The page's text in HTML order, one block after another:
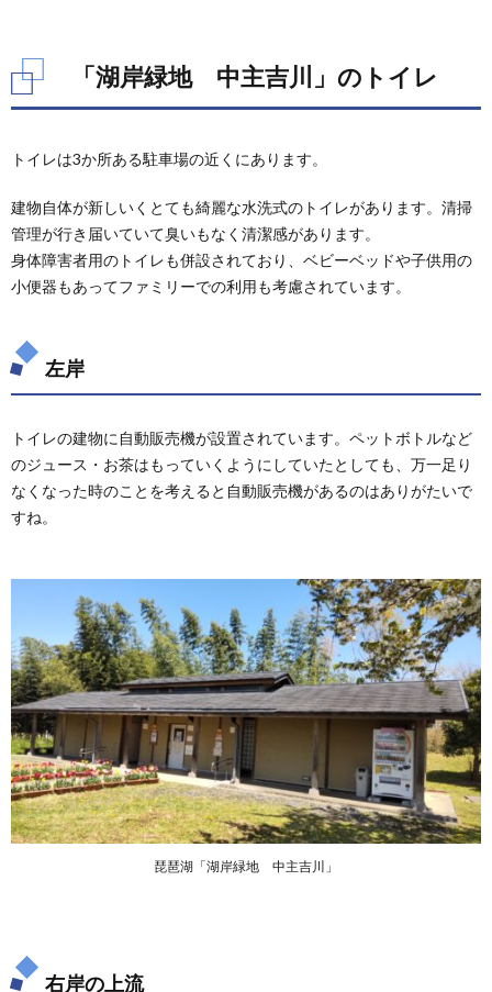
「湖岸緑地 中主吉川」のトイレ
トイレは3か所ある駐車場の近くにあります。
建物自体が新しいくとても綺麗な水洗式のトイレがあります。清掃
管理が行き届いていて臭いもなく清潔感があります。
身体障害者用のトイレも併設されており、ベビーベッドや子供用の
小便器もあってファミリーでの利用も考慮されています。
左岸
トイレの建物に自動販売機が設置されています。ペットボトルなど
のジュース・お茶はもっていくようにしていたとしても、万一足り
なくなった時のことを考えると自動販売機があるのはありがたいで
すね。
琵琶湖「湖岸緑地 中主吉川」
右岸の上流